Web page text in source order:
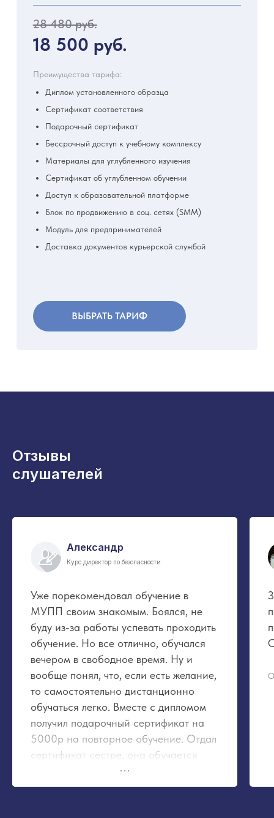
ВЫБРАТЬ ТАРИФ
18 500 руб.
Преимущества тарифа:
28 480 руб.
Диплом установленного образца
Сертификат соответствия
Подарочный сертификат
Бессрочный доступ к учебному комплексу
Материалы для углубленного изучения
Сертификат об углубленном обучении
Доступ к образовательной платформе
Блок по продвижению в соц. сетях (SMM)
Модуль для предпринимателей
Доставка документов курьерской службой
Отзывы
слушателей
Александр
Курс директор по безопасности
Уже порекомендовал обучение в
МУПП своим знакомым. Боялся, не
буду из-за работы успевать проходить
обучение. Но все отлично, обучался
вечером в свободное время. Ну и
вообще понял, что, если есть желание,
то самостоятельно дистанционно
обучаться легко. Вместе с дипломом
получил подарочный сертификат на
5000р на повторное обучение. Отдал
сертификат сестре, она обучается
теперь на косметолога.